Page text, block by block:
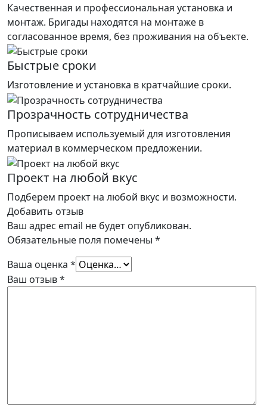
Качественная и профессиональная установка и
монтаж. Бригады находятся на монтаже в
согласованное время, без проживания на объекте.
Быстрые сроки
Изготовление и установка в кратчайшие сроки.
Прозрачность сотрудничества
Прописываем используемый для изготовления
материал в коммерческом предложении.
Проект на любой вкус
Подберем проект на любой вкус и возможности.
Добавить отзыв
Ваш адрес email не будет опубликован.
Обязательные поля помечены *
Ваша оценка *
Ваш отзыв*